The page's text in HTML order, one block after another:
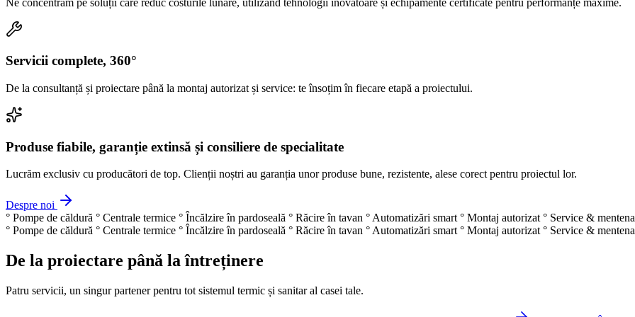
Servicii complete, 360°
De la consultanță și proiectare până la montaj autorizat și service: te însoțim în fiecare etapă a proiectului.
Produse fiabile, garanție extinsă și consiliere de specialitate
Lucrăm exclusiv cu producători de top. Clienții noștri au garanția unor produse bune, rezistente, alese corect pentru proiectul lor.
Despre noi
° Pompe de căldură ° Centrale termice ° Încălzire în pardoseală ° Răcire în tavan ° Automatizări smart ° Montaj autorizat ° Service &
° Pompe de căldură ° Centrale termice ° Încălzire în pardoseală ° Răcire în tavan ° Automatizări smart ° Montaj autorizat ° Service &
De la proiectare până la întreținere
Patru servicii, un singur partener pentru tot sistemul termic și sanitar al casei tale.